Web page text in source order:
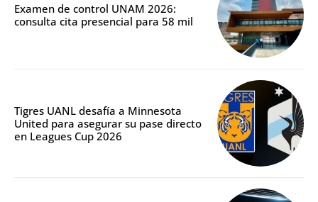
Examen de control UNAM 2026:
consulta cita presencial para 58 mil
Tigres UANL desafía a Minnesota
United para asegurar su pase directo
en Leagues Cup 2026